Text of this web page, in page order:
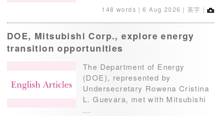
148 words｜6 Aug 2026 ｜英字｜
DOE, Mitsubishi Corp., explore energy
transition opportunities
The Department of Energy
(DOE), represented by
Undersecretary Rowena Cristina
L. Guevara, met with Mitsubishi
...